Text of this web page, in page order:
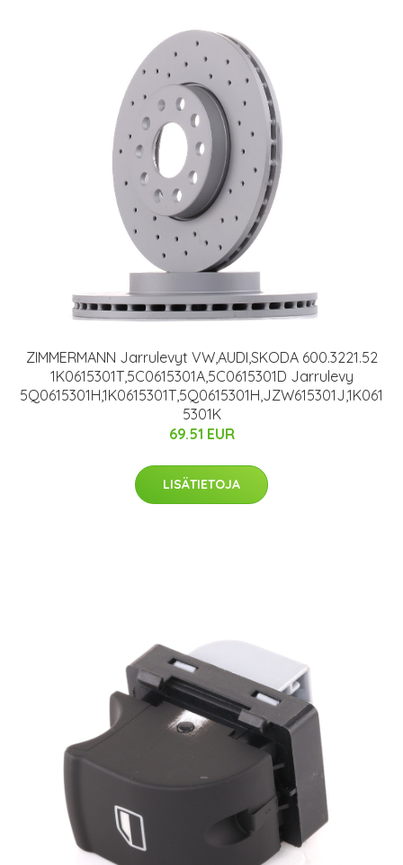
ZIMMERMANN Jarrulevyt VW,AUDI,SKODA 600.3221.52
1K0615301T,5C0615301A,5C0615301D Jarrulevy
5Q0615301H,1K0615301T,5Q0615301H,JZW615301J,1K061
5301K
69.51 EUR
LISÄTIETOJA